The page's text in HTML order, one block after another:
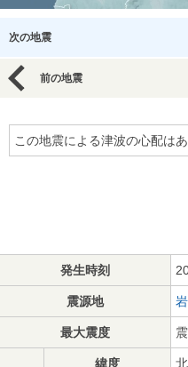
次の地震
前の地震
この地震による津波の心配はあ
発生時刻
震源地
最大震度
緯度